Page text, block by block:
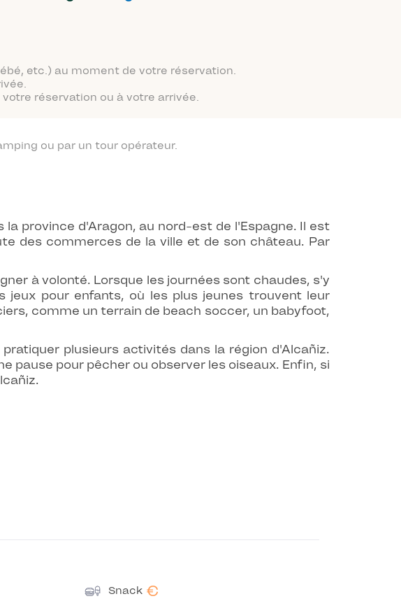
etc.) au moment de votre réservation.
réservation ou à votre arrivée.
ou par un tour opérateur.
province d'Aragon, au nord-est de l'Espagne. Il est
des commerces de la ville et de son château. Par
à volonté. Lorsque les journées sont chaudes, s'y
pour enfants, où les plus jeunes trouvent leur
comme un terrain de beach soccer, un babyfoot,
plusieurs activités dans la région d'Alcañiz.
pause pour pêcher ou observer les oiseaux. Enfin, si
Snack €